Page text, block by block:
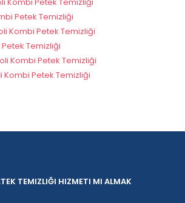
Petek Temizliği
Kombi Petek Temizliği
Petek Temizliği
Kombi Petek Temizliği
Kombi Petek Temizliği
TEMIZLIĞI HIZMETI MI ALMAK